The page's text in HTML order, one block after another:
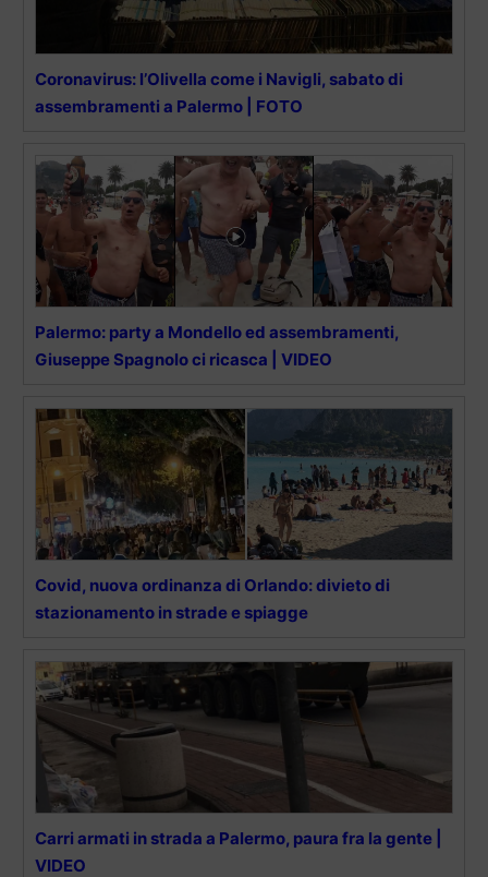
Coronavirus: l’Olivella come i Navigli, sabato di
assembramenti a Palermo | FOTO
Palermo: party a Mondello ed assembramenti,
Giuseppe Spagnolo ci ricasca | VIDEO
Covid, nuova ordinanza di Orlando: divieto di
stazionamento in strade e spiagge
Carri armati in strada a Palermo, paura fra la gente |
VIDEO